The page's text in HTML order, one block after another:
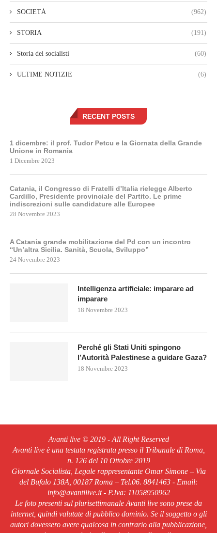
SOCIETÀ (962)
STORIA (191)
Storia dei socialisti (60)
ULTIME NOTIZIE (6)
RECENT POSTS
1 dicembre: il prof. Tudor Petcu e la Giornata della Grande
Unione in Romania
1 Dicembre 2023
Catania, il Congresso di Fratelli d’Italia rielegge Alberto
Cardillo, Presidente provinciale del Partito. Le prime
indiscrezioni sulle candidature alle Europee
28 Novembre 2023
A Catania grande mobilitazione del Pd con un incontro
“Un’altra Sicilia. Sanità, Scuola, Sviluppo”
24 Novembre 2023
Intelligenza artificiale: imparare ad
imparare
18 Novembre 2023
Perché gli Stati Uniti spingono
l’Autorità Palestinese a guidare Gaza?
18 Novembre 2023
Avanti live © 2019 - All Right Reserved
Avanti live è una testata registrata presso il Tribunale di Roma,
n. 126 del 10 Ottobre 2019
Giornale Socialista, Legale rappresentante Omar Simone – Via
del Bufalo 138A, 00187 Roma – Tel.06. 8841463 - Email:
info@avantilive.it - P.Iva: 11058950962
Le foto presenti sul plurisettimanale Avanti live sono prese da
internet, quindi valutate di pubblico dominio. Se il soggetto o gli
autori dovessero avere qualcosa in contrario alla pubblicazione,